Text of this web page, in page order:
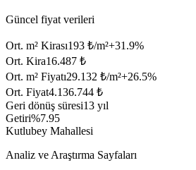
Güncel fiyat verileri
Ort. m² Kirası193 ₺/m²+31.9%
Ort. Kira16.487 ₺
Ort. m² Fiyatı29.132 ₺/m²+26.5%
Ort. Fiyat4.136.744 ₺
Geri dönüş süresi13 yıl
Getiri%7.95
Kutlubey Mahallesi
Analiz ve Araştırma Sayfaları